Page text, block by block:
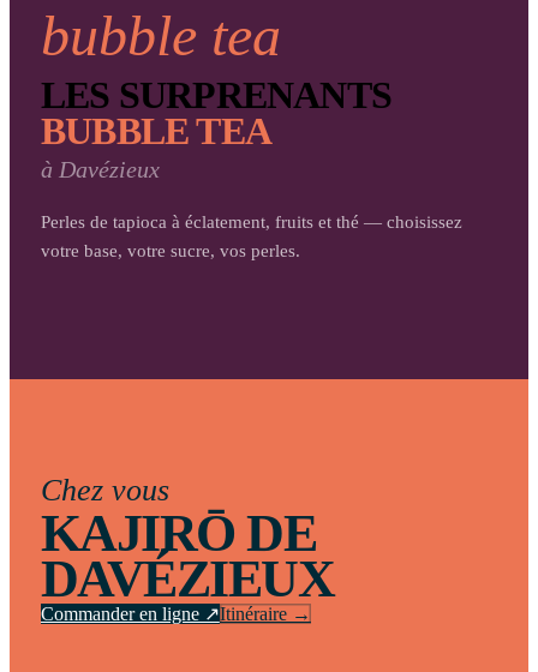
bubble tea
LES SURPRENANTS
BUBBLE TEA
à Davézieux
Perles de tapioca à éclatement, fruits et thé — choisissez
votre base, votre sucre, vos perles.
Chez vous
KAJIRŌ DE
DAVÉZIEUX
Commander en ligne ↗Itinéraire →